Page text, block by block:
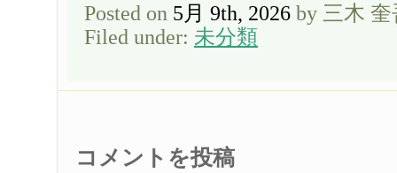
Posted on 5月 9th, 2026 by 三木 奎
Filed under: 未分類
コメントを投稿